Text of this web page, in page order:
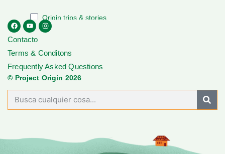
Contacto
Terms & Conditons
Frequently Asked Questions
© Project Origin 2026